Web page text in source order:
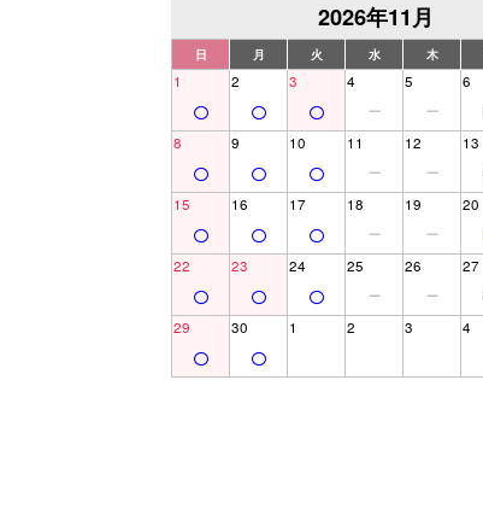
2026年11月
日 月 火 水 木
1 2 3 4 5 6
8 9 10 11 12 13
15 16 17 18 19 20
22 23 24 25 26 27
29 30 1 2 3 4